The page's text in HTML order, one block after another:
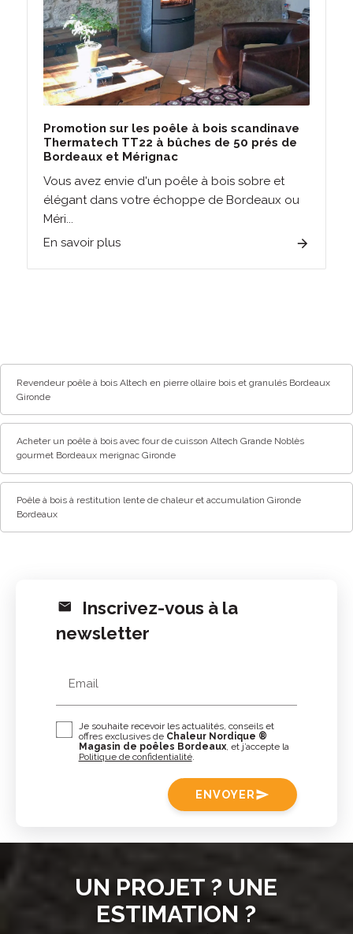
Promotion sur les poêle à bois scandinave
Thermatech TT22 à bûches de 50 prés de
Bordeaux et Mérignac
Vous avez envie d'un poêle à bois sobre et
élégant dans votre échoppe de Bordeaux ou
Méri...
En savoir plus
Revendeur poêle à bois Altech en pierre ollaire bois et granulés Bordeaux
Gironde
Acheter un poêle à bois avec four de cuisson Altech Grande Noblès
gourmet Bordeaux merignac Gironde
Poêle à bois à restitution lente de chaleur et accumulation Gironde
Bordeaux
Inscrivez-vous à la
newsletter
Email
Je souhaite recevoir les actualités, conseils et
offres exclusives de Chaleur Nordique ®
Magasin de poêles Bordeaux, et j’accepte la
Politique de confidentialité.
ENVOYERsend
UN PROJET ? UNE
ESTIMATION ?